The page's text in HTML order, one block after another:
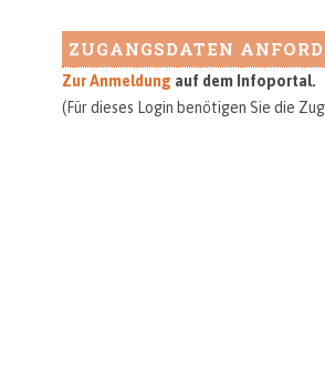
Zur Anmeldung auf dem Infoportal.
(Für dieses Login benötigen Sie die